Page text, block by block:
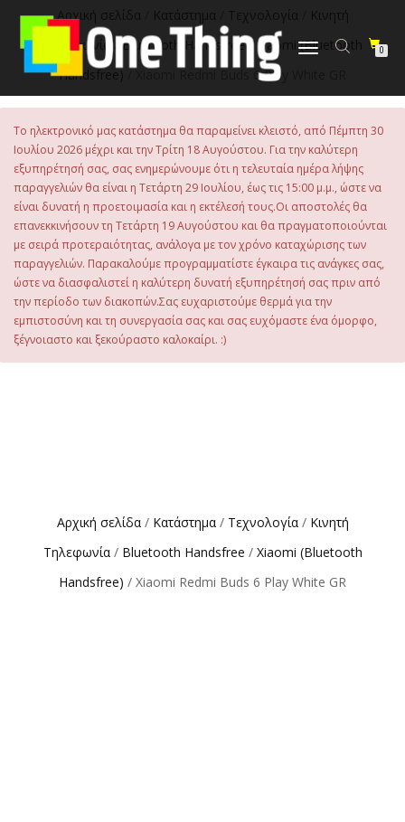
περιεχόμενο
Εναλλαγή
0
Αρχική σελίδα Κατάστημα Τεχνολογία
Κινητή
Τηλεφωνία / Bluetooth Handsfree/Xiaomi (Bluetooth
Handsfree) / Xiaomi Redmi Buds 6 Play White GR
Το ηλεκτρονικό μας κατάστημα θα παραμείνει κλειστό, από Πέμπτη 30
Ιουλίου 2026 μέχρι και την Τρίτη 18 Αυγούστου. Για την καλύτερη
εξυπηρέτησή σας, σας ενημερώνουμε ότι η τελευταία ημέρα λήψης
παραγγελιών θα είναι η Τετάρτη 29 Ιουλίου, έως τις 15:00 μ.μ., ώστε να
είναι δυνατή η προετοιμασία και η εκτέλεσή τους.Οι αποστολές θα
επανεκκινήσουν τη Τετάρτη 19 Αυγούστου και θα πραγματοποιούνται
με σειρά προτεραιότητας, ανάλογα με τον χρόνο καταχώρισης των
παραγγελιών. Παρακαλούμε προγραμματίστε έγκαιρα τις ανάγκες σας,
ώστε να διασφαλιστεί η καλύτερη δυνατή εξυπηρέτησή σας πριν από
την περίοδο των διακοπών.Σας ευχαριστούμε θερμά για την
εμπιστοσύνη και τη συνεργασία σας και σας ευχόμαστε ένα όμορφο,
ξέγνοιαστο και ξεκούραστο καλοκαίρι. :)
Αρχική σελίδα/ Κατάστημα/ Τεχνολογία/ Κινητή
Τηλεφωνία/ Bluetooth Handsfree / Xiaomi (Bluetooth
Handsfree) / Xiaomi Redmi Buds 6 Play White GR